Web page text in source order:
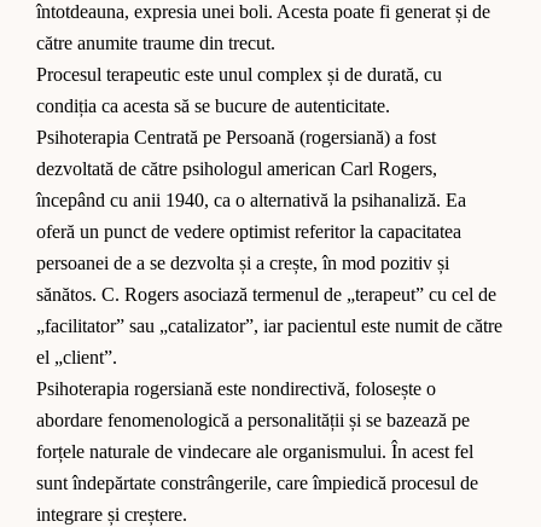
întotdeauna, expresia unei boli. Acesta poate fi generat și de
către anumite traume din trecut.
Procesul terapeutic este unul complex și de durată, cu
condiția ca acesta să se bucure de autenticitate.
Psihoterapia Centrată pe Persoană (rogersiană) a fost
dezvoltată de către psihologul american Carl Rogers,
începând cu anii 1940, ca o alternativă la psihanaliză. Ea
oferă un punct de vedere optimist referitor la capacitatea
persoanei de a se dezvolta și a crește, în mod pozitiv și
sănătos. C. Rogers asociază termenul de „terapeut” cu cel de
„facilitator” sau „catalizator”, iar pacientul este numit de către
el „client”.
Psihoterapia rogersiană este nondirectivă, folosește o
abordare fenomenologică a personalității și se bazează pe
forțele naturale de vindecare ale organismului. În acest fel
sunt îndepărtate constrângerile, care împiedică procesul de
integrare și creștere.